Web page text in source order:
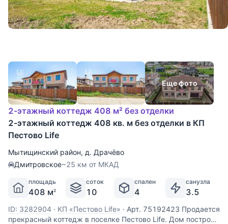
Еще фото
2-этажный коттедж 408 м² без отделки
2-этажный коттедж 408 кв. м без отделки в КП
Пестово Life
Мытищинский район, д. Драчёво
Дмитровское~25 км от МКАД
площадь
408 м2
соток
10
спален
4
санузла
3.5
ID: 3282904 · КП «Пестово Life» · Арт. 75192423 Продается
прекрасный коттедж в поселке Пестово Life. Дом построен